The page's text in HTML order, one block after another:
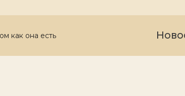
как она есть